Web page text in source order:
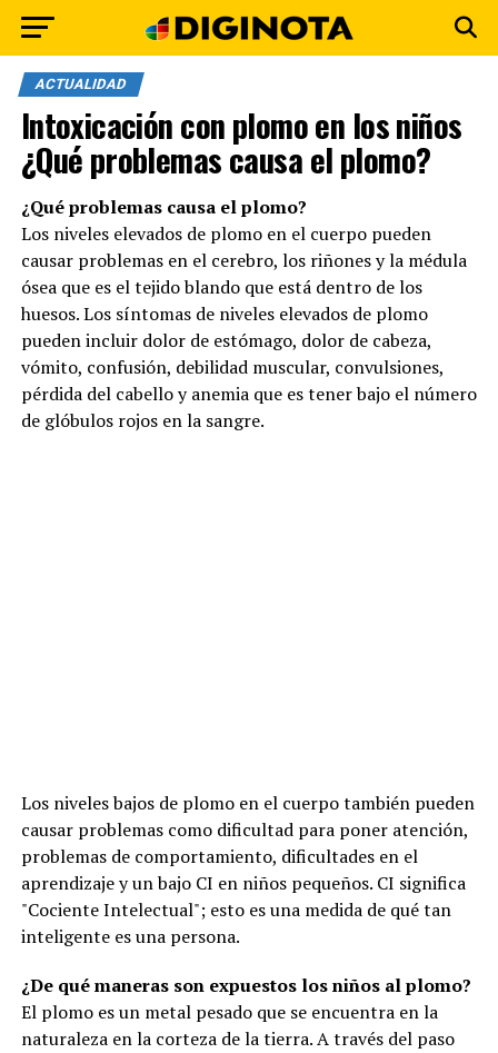
ACTUALIDAD
Intoxicación con plomo en los niños
¿Qué problemas causa el plomo?
¿Qué problemas causa el plomo?
Los niveles elevados de plomo en el cuerpo pueden
causar problemas en el cerebro, los riñones y la médula
ósea que es el tejido blando que está dentro de los
huesos. Los síntomas de niveles elevados de plomo
pueden incluir dolor de estómago, dolor de cabeza,
vómito, confusión, debilidad muscular, convulsiones,
pérdida del cabello y anemia que es tener bajo el número
de glóbulos rojos en la sangre.
Los niveles bajos de plomo en el cuerpo también pueden
causar problemas como dificultad para poner atención,
problemas de comportamiento, dificultades en el
aprendizaje y un bajo CI en niños pequeños. CI significa
"Cociente Intelectual"; esto es una medida de qué tan
inteligente es una persona.
¿De qué maneras son expuestos los niños al plomo?
El plomo es un metal pesado que se encuentra en la
naturaleza en la corteza de la tierra. A través del paso